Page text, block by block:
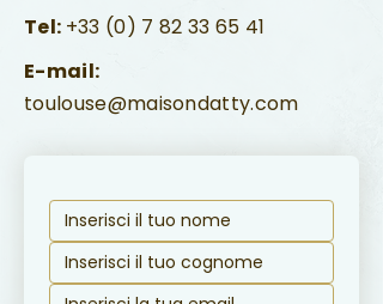
Tel: +33 (0) 7 82 33 65 41
E-mail:
toulouse@maisondatty.com